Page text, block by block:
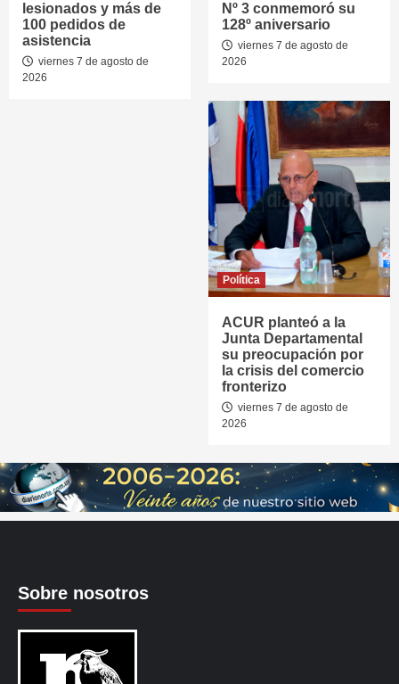
lesionados y más de
100 pedidos de
asistencia
viernes 7 de agosto de
2026
Nº 3 conmemoró su
128º aniversario
viernes 7 de agosto de
2026
Política
ACUR planteó a la
Junta Departamental
su preocupación por
la crisis del comercio
fronterizo
viernes 7 de agosto de
2026
Sobre nosotros